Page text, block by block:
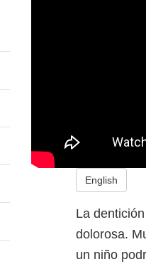
English
La
dolorosa.
un niño